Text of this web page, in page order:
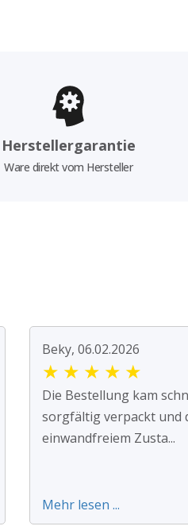
Herstellergarantie
Ware direkt vom Hersteller
Beky, 06.02.2026
★ ★ ★ ★ ★
Die Bestellung kam
sorgfältig verpackt und
einwandfreiem Zusta...
Mehr lesen ...